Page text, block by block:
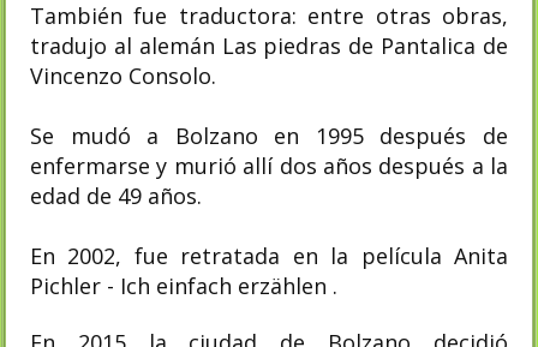
También fue traductora: entre otras obras,
tradujo al alemán Las piedras de Pantalica de
Vincenzo Consolo.
Se mudó a Bolzano en 1995 después de
enfermarse y murió allí dos años después a la
edad de 49 años.
En 2002, fue retratada en la película Anita
Pichler - Ich einfach erzählen .